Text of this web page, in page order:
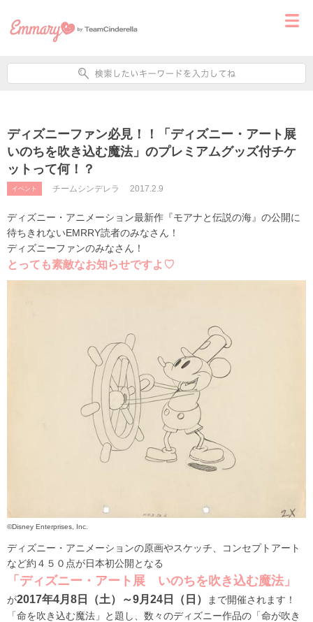
ディズニーファン必見！！「ディズニー・アート展
いのちを吹き込む魔法」のプレミアムグッズ付チケ
ットって何！？
イベント チームシンデレラ 2017.2.9
ディズニー・アニメーション最新作『モアナと伝説の海』の公開に
待ちきれないEMRRY読者のみなさん！
ディズニーファンのみなさん！
とっても素敵なお知らせですよ♡
©Disney Enterprises, Inc.
ディズニー・アニメーションの原画やスケッチ、コンセプトアート
など約４５０点が日本初公開となる
「ディズニー・アート展 いのちを吹き込む魔法」
が2017年4月8日（土）～9月24日（日）
まで開催されます！
「命を吹き込む魔法」と題し、数々のディズニー作品の「命が吹き